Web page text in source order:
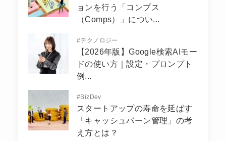
ョンを行う「コンプス
（Comps）」につい...
#テクノロジー
【2026年版】Google検索AIモー
ドの使い方｜設定・プロンプト
例...
#BizDev
スタートアップの寿命を延ばす
「キャッシュバーン管理」の考
え方とは？